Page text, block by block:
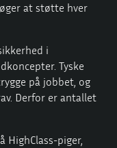
at støtte hver
i
Tyske
på jobbet, og
Derfor er antallet
HighClass-piger,